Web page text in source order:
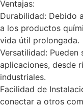
Ventajas:
Durabilidad: Debido
a los productos
vida útil prolongada.
Versatilidad: Pueden
aplicaciones, desde
industriales.
Facilidad de
conectar a otros